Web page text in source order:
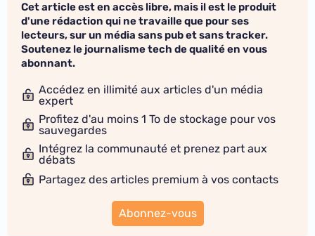
Cet article est en accès libre, mais il est le produit
d'une rédaction qui ne travaille que pour ses
lecteurs, sur un média sans pub et sans tracker.
Soutenez le journalisme tech de qualité en vous
abonnant.
Accédez en illimité aux articles d'un média
expert
Profitez d'au moins 1 To de stockage pour vos
sauvegardes
Intégrez la communauté et prenez part aux
débats
Partagez des articles premium à vos contacts
Abonnez-vous